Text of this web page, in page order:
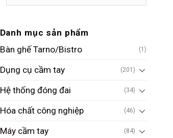
Danh mục sản phẩm
Bàn ghế Tarno/Bistro
(1)
Dụng cụ cầm tay (201)
Hệ thống đóng đai (34)
Hóa chất công nghiệp (46)
Máy cầm tay (84)